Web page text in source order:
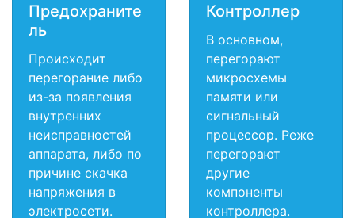
Предохраните
ль
Происходит
перегорание либо
из-за появления
внутренних
неисправностей
аппарата, либо по
причине скачка
напряжения в
электросети.
Контроллер
В основном,
перегорают
микросхемы
памяти или
сигнальный
процессор. Реже
перегорают
другие
компоненты
контроллера.